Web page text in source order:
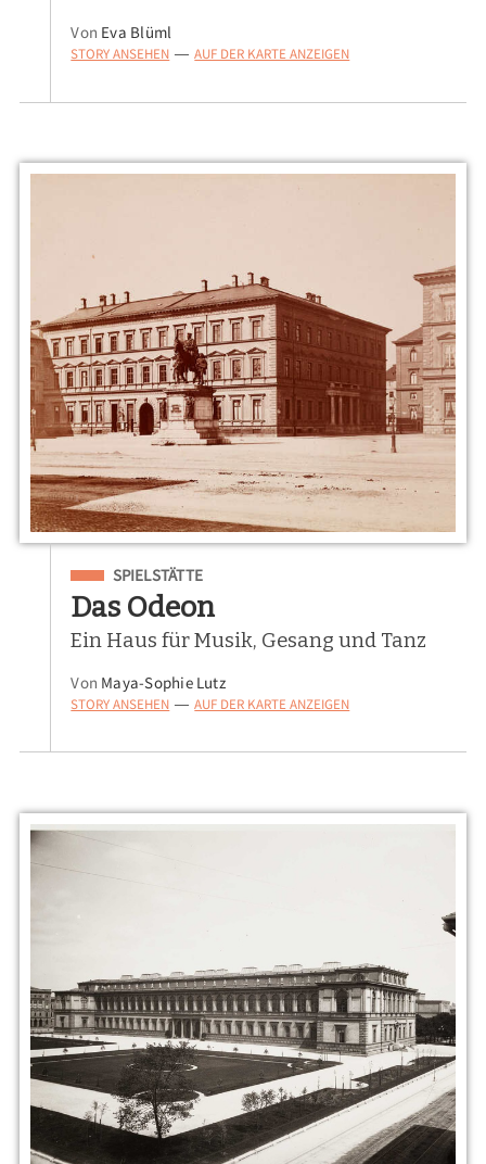
Von Eva Blüml
STORY ANSEHEN — AUF DER KARTE ANZEIGEN
Eingeordnet unter
SPIELSTÄTTE
Das Odeon
Ein Haus für Musik, Gesang und Tanz
Von Maya-Sophie Lutz
STORY ANSEHEN — AUF DER KARTE ANZEIGEN